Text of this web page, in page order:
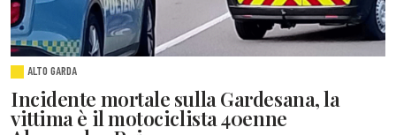
ALTO GARDA
Incidente mortale sulla Gardesana, la
vittima è il motociclista 40enne